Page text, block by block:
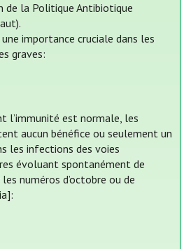
de la Politique Antibiotique
importance cruciale dans les
graves:
l’immunité est normale, les
aucun bénéfice ou seulement un
les infections des voies
évoluant spontanément de
numéros d’octobre ou de